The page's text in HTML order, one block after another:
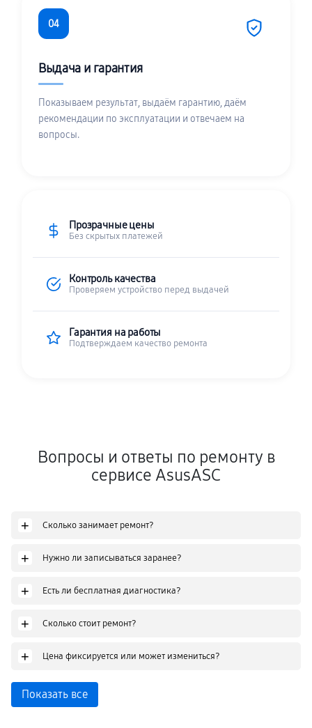
04
Выдача и гарантия
Показываем результат, выдаём гарантию, даём
рекомендации по эксплуатации и отвечаем на
вопросы.
Прозрачные цены
Без скрытых платежей
Контроль качества
Проверяем устройство перед выдачей
Гарантия на работы
Подтверждаем качество ремонта
Вопросы и ответы по ремонту в
сервисе AsusASC
+ Сколько занимает ремонт?
+ Нужно ли записываться заранее?
+ Есть ли бесплатная диагностика?
+ Сколько стоит ремонт?
+ Цена фиксируется или может измениться?
Показать все